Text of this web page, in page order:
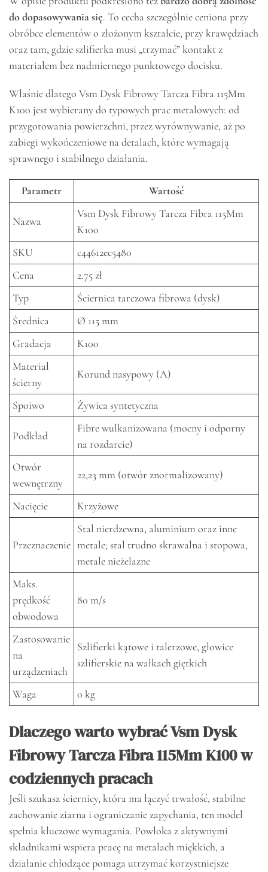
do dopasowywania się. To cecha szczególnie ceniona przy
obróbce elementów o złożonym kształcie, przy krawędziach
oraz tam, gdzie szlifierka musi „trzymać” kontakt z
materiałem bez nadmiernego punktowego docisku.
Właśnie dlatego Vsm Dysk Fibrowy Tarcza Fibra 115Mm
K100 jest wybierany do typowych prac metalowych: od
przygotowania powierzchni, przez wyrównywanie, aż po
zabiegi wykończeniowe na detalach, które wymagają
sprawnego i stabilnego działania.
Parametr Wartość
Nazwa
Vsm Dysk Fibrowy Tarcza Fibra 115Mm
K100
SKU
c44612ec5480
Cena
2.75 zł
Typ
Ściernica tarczowa fibrowa (dysk)
Średnica
Ø 115 mm
Gradacja
K100
Materiał
ścierny
Korund nasypowy (A)
Spoiwo Żywica syntetyczna
Podkład
Fibre wulkanizowana (mocny i odporny
na rozdarcie)
Otwór
wewnętrzny
22,23 mm (otwór znormalizowany)
Nacięcie Krzyżowe
Przeznaczenie
Stal nierdzewna, aluminium oraz inne
metale; stal trudno skrawalna i stopowa,
metale nieżelazne
Maks.
prędkość
obwodowa
80 m/s
Zastosowanie
na
urządzeniach
Szlifierki kątowe i talerzowe, głowice
szlifierskie na wałkach giętkich
Waga 0 kg
Dlaczego warto wybrać Vsm Dysk
Fibrowy Tarcza Fibra 115Mm K100 w
codziennych pracach
Jeśli szukasz ściernicy, która ma łączyć trwałość, stabilne
zachowanie ziarna i ograniczanie zapychania, ten model
spełnia kluczowe wymagania. Powłoka z aktywnymi
składnikami wspiera pracę na metalach miękkich, a
działanie chłodzące pomaga utrzymać korzystniejsze